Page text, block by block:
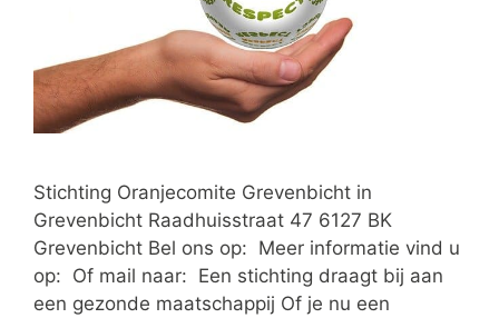
Stichting Oranjecomite Grevenbicht in
Grevenbicht Raadhuisstraat 47 6127 BK
Grevenbicht Bel ons op: Meer informatie vind u
op: Of mail naar: Een stichting draagt bij aan
een gezonde maatschappij Of je nu een